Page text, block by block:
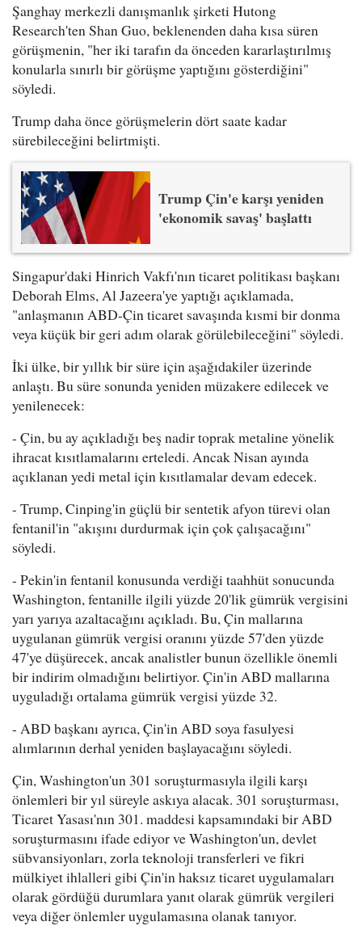
Şanghay merkezli danışmanlık şirketi Hutong
Research'ten Shan Guo, beklenenden daha kısa süren
görüşmenin, "her iki tarafın da önceden kararlaştırılmış
konularla sınırlı bir görüşme yaptığını gösterdiğini"
söyledi.
Trump daha önce görüşmelerin dört saate kadar
sürebileceğini belirtmişti.
Trump Çin'e karşı yeniden
'ekonomik savaş' başlattı
Singapur'daki Hinrich Vakfı'nın ticaret politikası başkanı
Deborah Elms, Al Jazeera'ye yaptığı açıklamada,
"anlaşmanın ABD-Çin ticaret savaşında kısmi bir donma
veya küçük bir geri adım olarak görülebileceğini" söyledi.
İki ülke, bir yıllık bir süre için aşağıdakiler üzerinde
anlaştı. Bu süre sonunda yeniden müzakere edilecek ve
yenilenecek:
- Çin, bu ay açıkladığı beş nadir toprak metaline yönelik
ihracat kısıtlamalarını erteledi. Ancak Nisan ayında
açıklanan yedi metal için kısıtlamalar devam edecek.
- Trump, Cinping'in güçlü bir sentetik afyon türevi olan
fentanil'in "akışını durdurmak için çok çalışacağını"
söyledi.
- Pekin'in fentanil konusunda verdiği taahhüt sonucunda
Washington, fentanille ilgili yüzde 20'lik gümrük vergisini
yarı yarıya azaltacağını açıkladı. Bu, Çin mallarına
uygulanan gümrük vergisi oranını yüzde 57'den yüzde
47'ye düşürecek, ancak analistler bunun özellikle önemli
bir indirim olmadığını belirtiyor. Çin'in ABD mallarına
uyguladığı ortalama gümrük vergisi yüzde 32.
- ABD başkanı ayrıca, Çin'in ABD soya fasulyesi
alımlarının derhal yeniden başlayacağını söyledi.
Çin, Washington'un 301 soruşturmasıyla ilgili karşı
önlemleri bir yıl süreyle askıya alacak. 301 soruşturması,
Ticaret Yasası'nın 301. maddesi kapsamındaki bir ABD
soruşturmasını ifade ediyor ve Washington'un, devlet
sübvansiyonları, zorla teknoloji transferleri ve fikri
mülkiyet ihlalleri gibi Çin'in haksız ticaret uygulamaları
olarak gördüğü durumlara yanıt olarak gümrük vergileri
veya diğer önlemler uygulamasına olanak tanıyor.